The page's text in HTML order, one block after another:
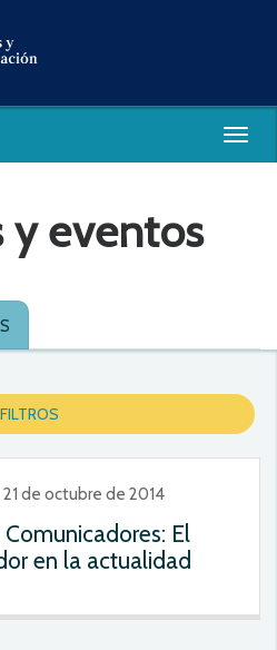
y eventos
21 de octubre de 2014
El
en la actualidad